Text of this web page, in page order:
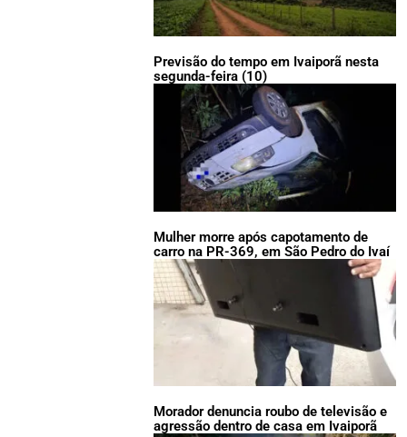
Previsão do tempo em Ivaiporã nesta
segunda-feira (10)
Mulher morre após capotamento de
carro na PR-369, em São Pedro do Ivaí
Morador denuncia roubo de televisão e
agressão dentro de casa em Ivaiporã